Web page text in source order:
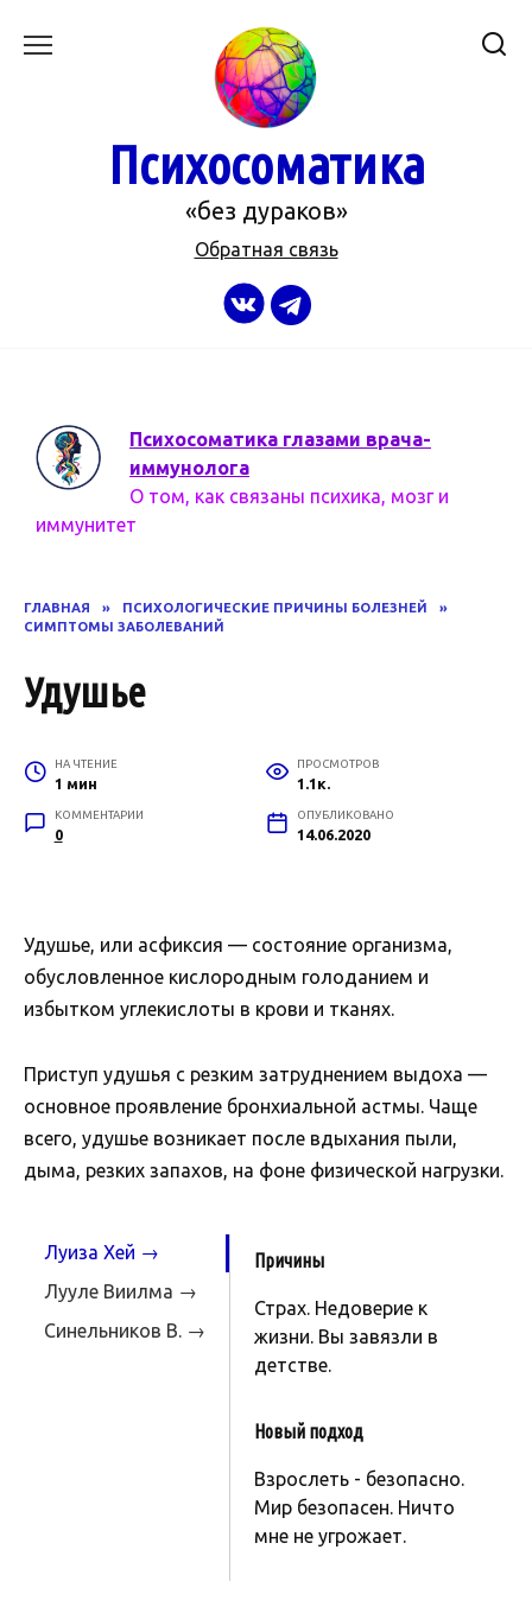
Психосоматика
«без дураков»
Обратная связь
Психосоматика глазами врача-
иммунолога
О том, как связаны психика, мозг и
иммунитет
ГЛАВНАЯ » ПСИХОЛОГИЧЕСКИЕ ПРИЧИНЫ БОЛЕЗНЕЙ
»
СИМПТОМЫ ЗАБОЛЕВАНИЙ
Удушье
НА ЧТЕНИЕ
1 мин
ПРОСМОТРОВ
1.1к.
КОММЕНТАРИИ
0
ОПУБЛИКОВАНО
14.06.2020
Удушье, или асфиксия — состояние организма,
обусловленное кислородным голоданием и
избытком углекислоты в крови и тканях.
Приступ удушья с резким затруднением выдоха —
основное проявление бронхиальной астмы. Чаще
всего, удушье возникает после вдыхания пыли,
дыма, резких запахов, на фоне физической нагрузки.
Луиза Хей →
Лууле Виилма →
Синельников В. →
Причины
Страх. Недоверие к
жизни. Вы завязли в
детстве.
Новый подход
Взрослеть - безопасно.
Мир безопасен. Ничто
мне не угрожает.